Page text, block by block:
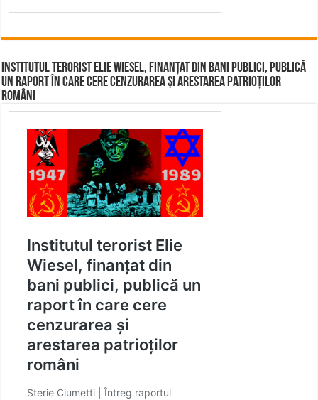
Institutul terorist Elie Wiesel, finanțat din bani publici, publică
un raport în care cere cenzurarea și arestarea patrioților
români